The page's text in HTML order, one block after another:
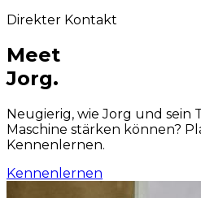
Direkter Kontakt
Meet
Jorg.
Neugierig, wie Jorg und sein
Maschine stärken können?
Kennenlernen.
Kennenlernen